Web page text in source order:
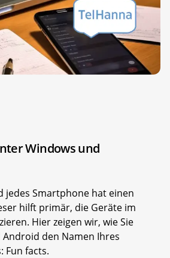
Windows und
jedes Smartphone hat einen
hilft primär, die Geräte im
Hier zeigen wir, wie Sie
den Namen Ihres
Fun facts.